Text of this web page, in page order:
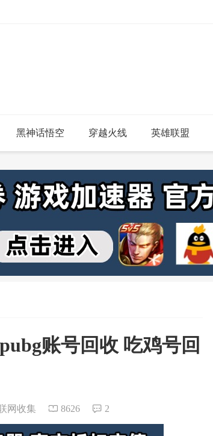
黑神话悟空 穿越火线 英雄联盟
账号回收 吃鸡号回
网收集 8626 2